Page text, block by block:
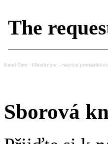
Karel Šimr · Křesťanství - nejvíce
Sborová